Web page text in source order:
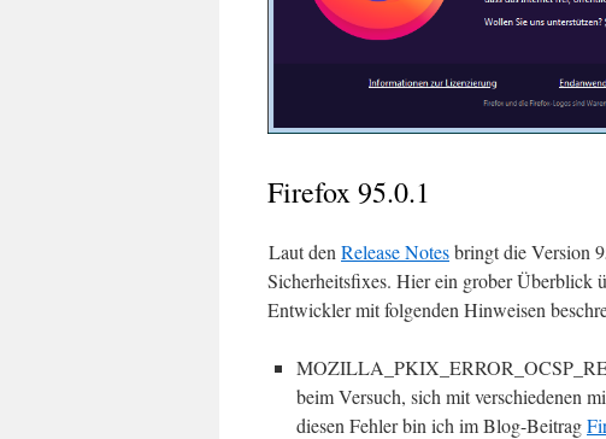
Firefox 95.0.1
Laut den Release Notesbringt die Version
Sicherheitsfixes. Hier ein grober Überblick
Entwickler mit folgenden Hinweisen
beim Versuch, sich mit verschiedenen
diesen Fehler bin ich im Blog-Beitrag